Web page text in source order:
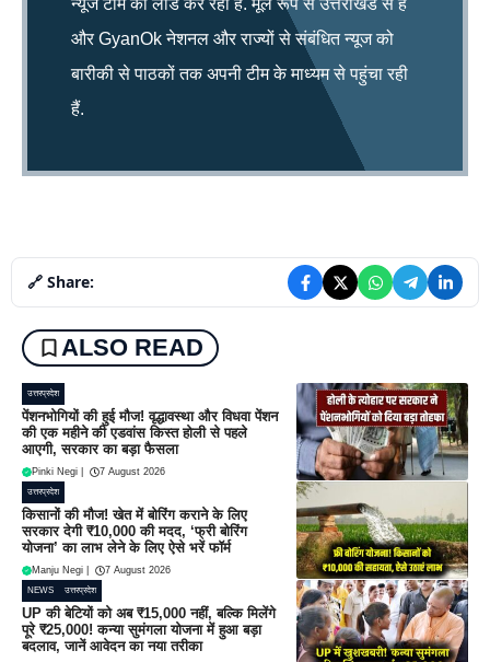
न्यूज टीम को लीड कर रही है. मूल रूप से उत्तराखंड से हैं
और GyanOk नेशनल और राज्यों से संबंधित न्यूज को
बारीकी से पाठकों तक अपनी टीम के माध्यम से पहुंचा रही
हैं.
🔗 Share:
ALSO READ
उत्तरप्रदेश
पेंशनभोगियों की हुई मौज! वृद्धावस्था और विधवा पेंशन
की एक महीने की एडवांस किस्त होली से पहले
आएगी, सरकार का बड़ा फैसला
Pinki Negi 7 August 2026
उत्तरप्रदेश
किसानों की मौज! खेत में बोरिंग कराने के लिए
सरकार देगी ₹10,000 की मदद, ‘फ्री बोरिंग
योजना’ का लाभ लेने के लिए ऐसे भरें फॉर्म
Manju Negi 7 August 2026
NEWS उत्तरप्रदेश
UP की बेटियों को अब ₹15,000 नहीं, बल्कि मिलेंगे
पूरे ₹25,000! कन्या सुमंगला योजना में हुआ बड़ा
बदलाव, जानें आवेदन का नया तरीका